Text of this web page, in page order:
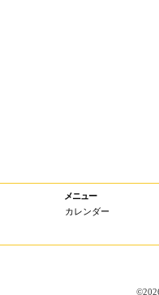
メニュー
カレンダー